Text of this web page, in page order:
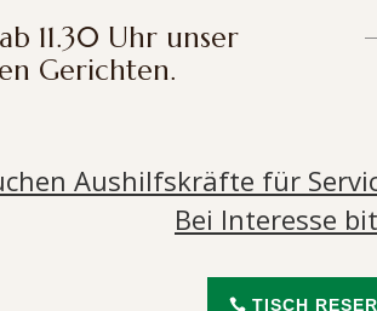
11.30 Uhr unser
Gerichten.
Aushilfskräfte für
Bei Interesse
TISCH